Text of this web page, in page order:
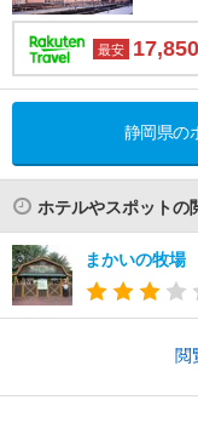
最安 17,850
静岡県の
ホテルやスポットの
まかいの牧場
閲